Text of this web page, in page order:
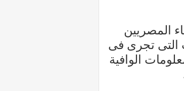
المصريين
التى تجرى فى
الوافية